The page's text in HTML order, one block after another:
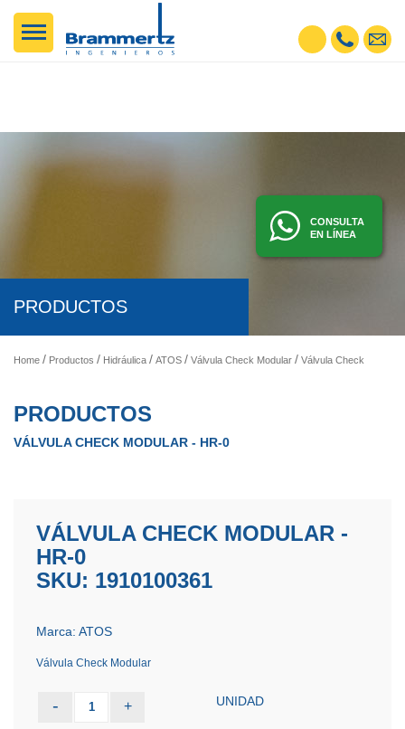
CONSULTA
EN LÍNEA
PRODUCTOS
Home Productos Hidráulica ATOS Válvula Check Modular Válvula Check Modular
PRODUCTOS
VÁLVULA CHECK MODULAR - HR-0
VÁLVULA CHECK MODULAR -
HR-0
SKU: 1910100361
Marca: ATOS
Válvula Check Modular
- 1 + UNIDAD